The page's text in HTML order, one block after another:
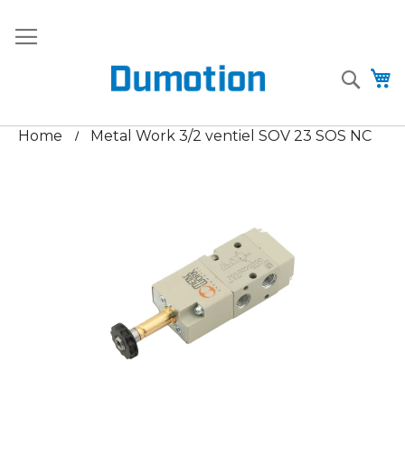
naar
de
- 485
9607
Home Metal Work 3/2 ventiel SOV 23 SOS NC